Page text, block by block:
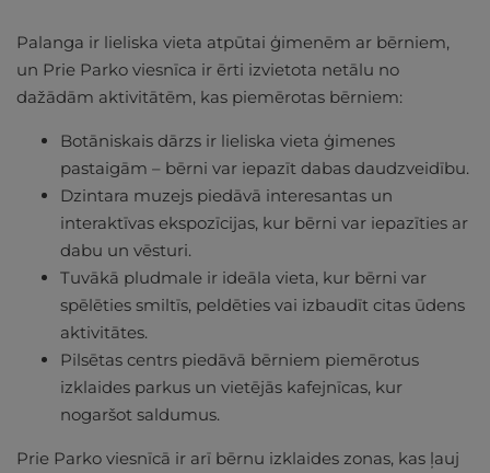
Palanga ir lieliska vieta atpūtai ģimenēm ar bērniem,
un Prie Parko viesnīca ir ērti izvietota netālu no
dažādām aktivitātēm, kas piemērotas bērniem:
Botāniskais dārzs ir lieliska vieta ģimenes
pastaigām – bērni var iepazīt dabas daudzveidību.
Dzintara muzejs piedāvā interesantas un
interaktīvas ekspozīcijas, kur bērni var iepazīties ar
dabu un vēsturi.
Tuvākā pludmale ir ideāla vieta, kur bērni var
spēlēties smiltīs, peldēties vai izbaudīt citas ūdens
aktivitātes.
Pilsētas centrs piedāvā bērniem piemērotus
izklaides parkus un vietējās kafejnīcas, kur
nogaršot saldumus.
Prie Parko viesnīcā ir arī bērnu izklaides zonas, kas ļauj